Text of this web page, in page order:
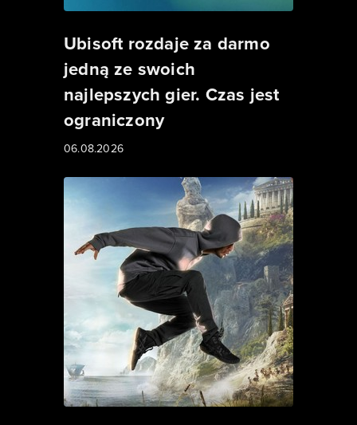
Ubisoft rozdaje za darmo
jedną ze swoich
najlepszych gier. Czas jest
ograniczony
06.08.2026